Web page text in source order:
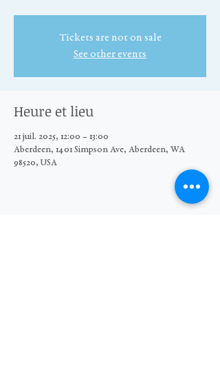
Tickets are not on sale
See other events
Heure et lieu
21 juil. 2025, 12:00 – 13:00
Aberdeen, 1401 Simpson Ave, Aberdeen, WA
98520, USA